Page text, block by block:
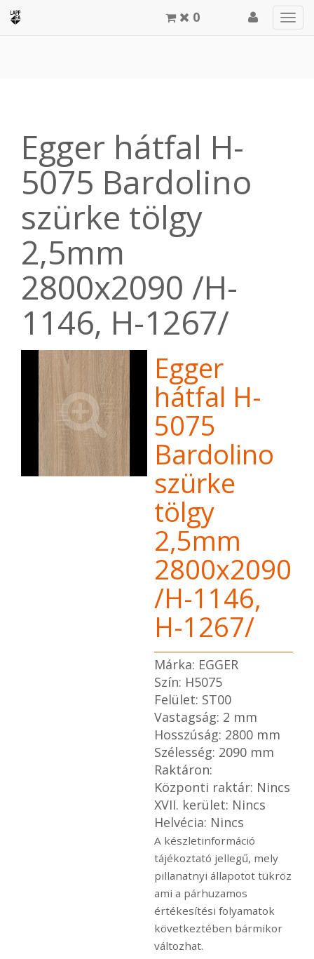
0
Egger hátfal H-
5075 Bardolino
szürke tölgy
2,5mm
2800x2090 /H-
1146, H-1267/
Egger
hátfal H-
5075
Bardolino
szürke
tölgy
2,5mm
2800x2090
/H-1146,
H-1267/
Márka: EGGER
Szín: H5075
Felület: ST00
Vastagság: 2 mm
Hosszúság: 2800 mm
Szélesség: 2090 mm
Raktáron:
Központi raktár: Nincs
XVII. kerület: Nincs
Helvécia: Nincs
A készletinformáció
tájékoztató jellegű, mely
pillanatnyi állapotot tükröz
ami a párhuzamos
értékesítési folyamatok
következtében bármikor
változhat.